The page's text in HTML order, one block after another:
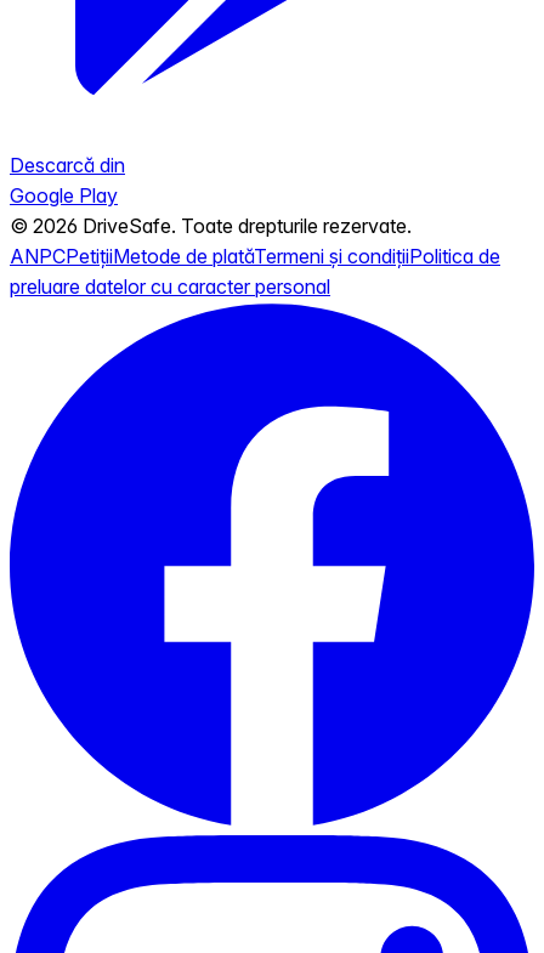
Descarcă din
Google Play
© 2026 DriveSafe. Toate drepturile rezervate.
ANPCPetițiiMetode de platăTermeni și condițiiPolitica de
preluare datelor cu caracter personal